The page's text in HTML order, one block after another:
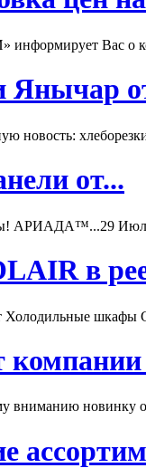
Вас о
Янычар
новость:
от...
АРИАДА™...29
в
шкафы
вниманию